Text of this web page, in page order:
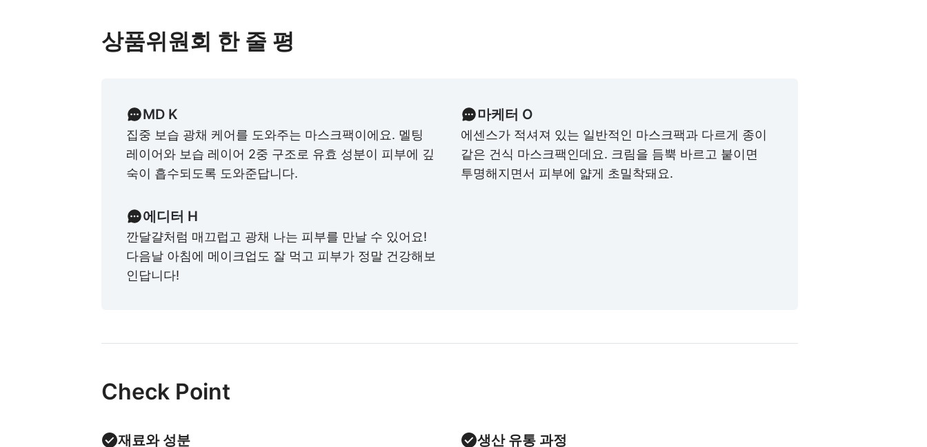
상품위원회 한 줄 평
MD K
집중 보습 광채 케어를 도와주는 마스크팩이에요. 멜팅
레이어와 보습 레이어 2중 구조로 유효 성분이 피부에 깊
숙이 흡수되도록 도와준답니다.
마케터 O
에센스가 적셔져 있는 일반적인 마스크팩과 다르게 종이
같은 건식 마스크팩인데요. 크림을 듬뿍 바르고 붙이면
투명해지면서 피부에 얇게 초밀착돼요.
에디터 H
깐달걀처럼 매끄럽고 광채 나는 피부를 만날 수 있어요!
다음날 아침에 메이크업도 잘 먹고 피부가 정말 건강해보
인답니다!
Check Point
재료와 성분 생산 유통 과정